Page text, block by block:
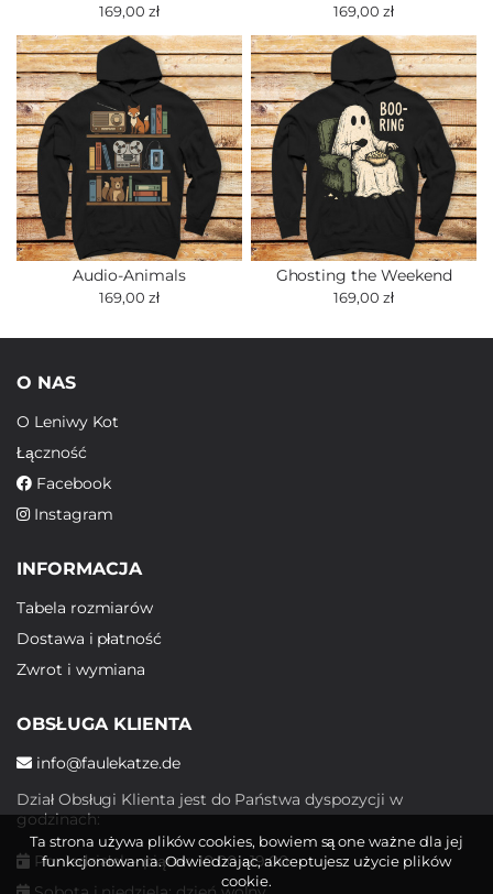
169,00 zł 169,00 zł
Audio-Animals
169,00 zł
Ghosting the Weekend
169,00 zł
O NAS
O Leniwy Kot
Łączność
Facebook
Instagram
INFORMACJA
Tabela rozmiarów
Dostawa i płatność
Zwrot i wymiana
OBSŁUGA KLIENTA
info@faulekatze.de
Dział Obsługi Klienta jest do Państwa dyspozycji w
godzinach:
Poniedziałek - piątek: 10:00 - 19:00
Ta strona używa plików cookies, bowiem są one ważne dla jej
funkcjonowania. Odwiedzając, akceptujesz użycie plików
cookie.